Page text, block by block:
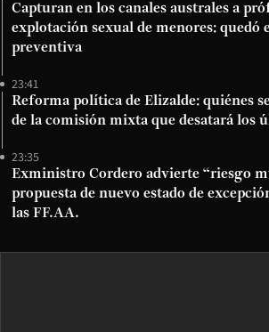
Capturan en los canales australes a
explotación sexual de menores: quedó
preventiva
23:41
Reforma política de Elizalde: quiénes
de la comisión mixta que desatará los
23:35
Exministro Cordero advierte “riesgo
propuesta de nuevo estado de
las FF.AA.